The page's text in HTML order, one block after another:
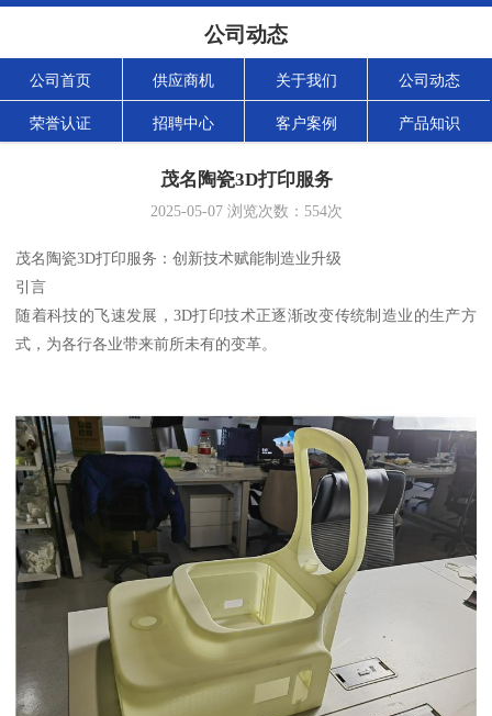
公司动态
公司首页 供应商机 关于我们 公司动态
荣誉认证 招聘中心 客户案例 产品知识
茂名陶瓷3D打印服务
2025-05-07浏览次数： 554次
茂名陶瓷3D打印服务：创新技术赋能制造业升级
引言
随着科技的飞速发展，3D打印技术正逐渐改变传统制造业的生产方
式，为各行各业带来前所未有的变革。